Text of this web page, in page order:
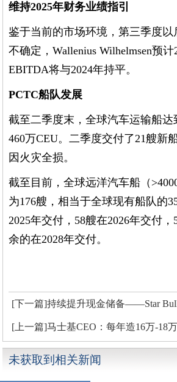
维持2025年财务业绩指引
鉴于当前的市场环境，第三季度
不确定，Wallenius Wilhelmsen预
EBITDA将与2024年持平。
PCTC船队发展
截至二季度末，全球汽车运输船达
460万CEU。二季度交付了21艘新
因火灾全损。
截至目前，全球远洋汽车船（
为176艘，相当于全球现有船队的
2025年交付，58艘在2026年交付
余的在2028年交付。
[下一篇]持续提升现金储备——Star
[上一篇]马士基CEO：每年造16万-18
未获取到相关新闻